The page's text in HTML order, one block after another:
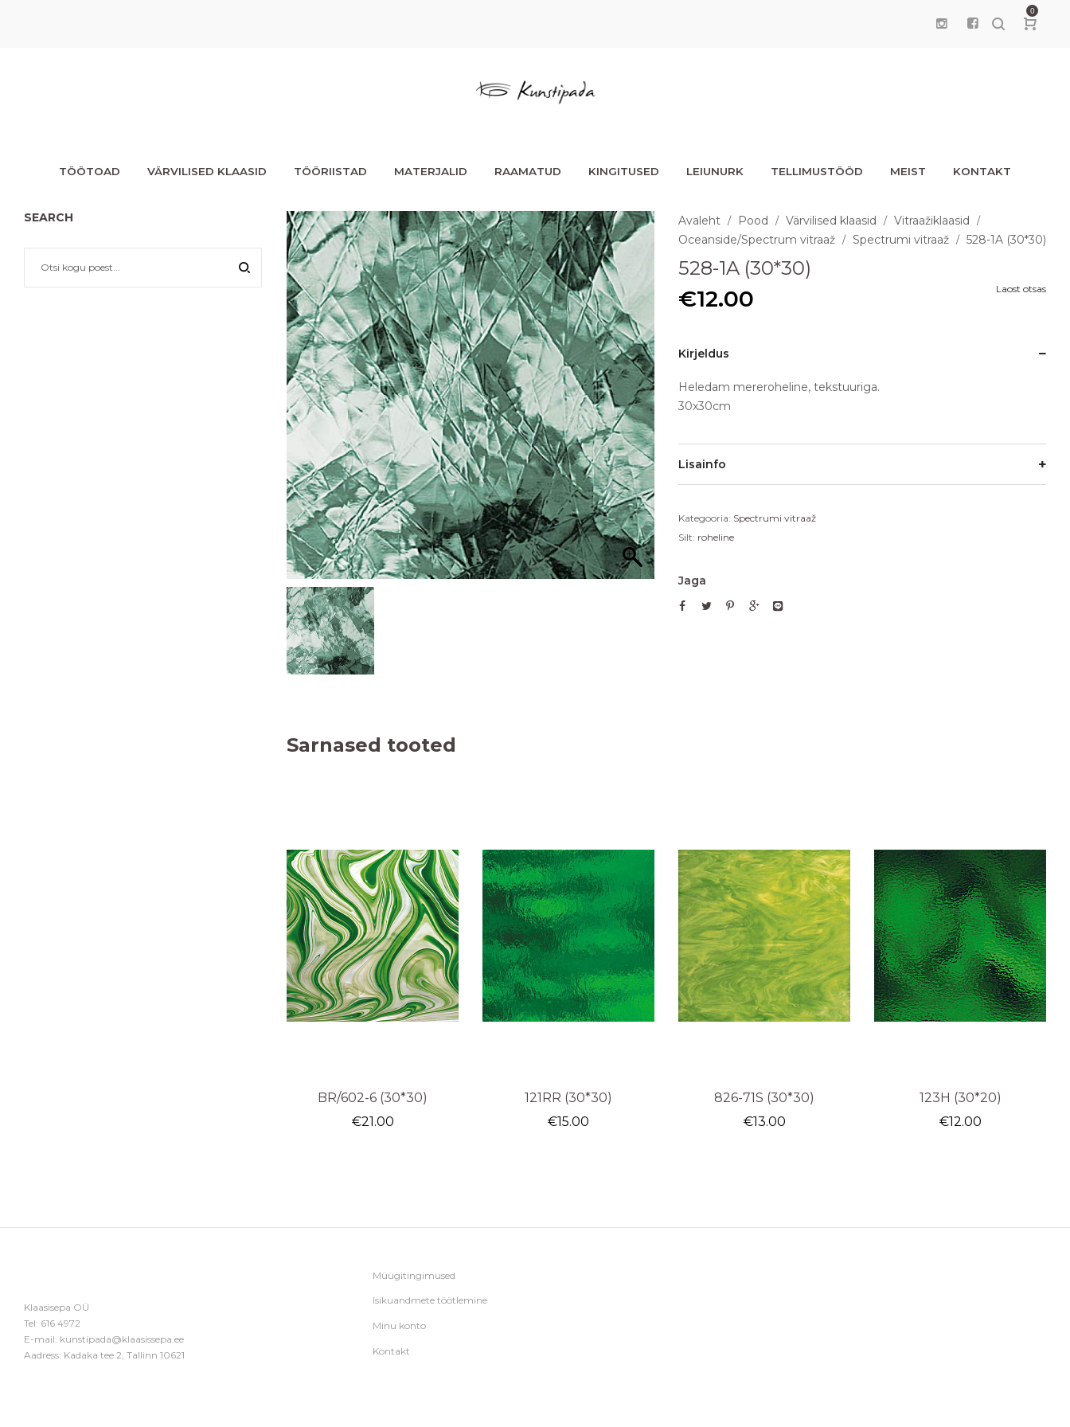
0
TÖÖTOAD VÄRVILISED KLAASID TÖÖRIISTAD MATERJALID RAAMATUD KINGITUSED LEIUNURK TELLIMUSTÖÖD MEIST KONTAKT
Avaleht / Pood / Värvilised klaasid / Vitraažiklaasid /
Oceanside/Spectrum vitraaž / Spectrumi vitraaž / 528-1A (30*30)
528-1A (30*30)
Laost otsas
€12.00
Kirjeldus
Heledam mereroheline, tekstuuriga.
30x30cm
Lisainfo
Kategooria: Spectrumi vitraaž
Silt: roheline
Jaga
Sarnased tooted
BR/602-6 (30*30)
€21.00
121RR (30*30)
€15.00
826-71S (30*30)
€13.00
123H (30*20)
€12.00
SEARCH
Klaasisepa OÜ
Tel: 616 4972
E-mail: kunstipada@klaasissepa.ee
Aadress: Kadaka tee 2, Tallinn 10621
Müügitingimused
Isikuandmete töötlemine
Minu konto
Kontakt